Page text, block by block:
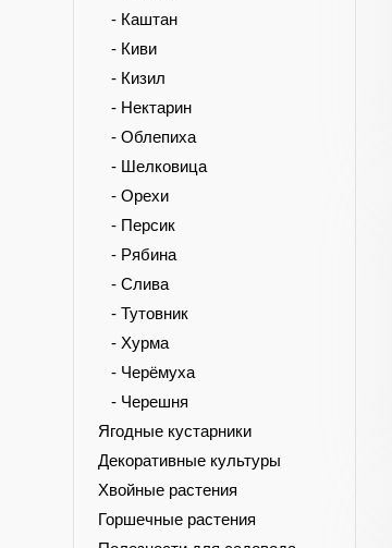
- Каштан
- Киви
- Кизил
- Нектарин
- Облепиха
- Шелковица
- Орехи
- Персик
- Рябина
- Слива
- Тутовник
- Хурма
- Черёмуха
- Черешня
Ягодные кустарники
Декоративные культуры
Хвойные растения
Горшечные растения